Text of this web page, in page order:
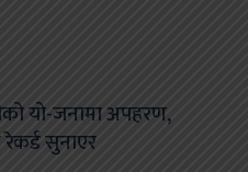
यो-जनामा अपहरण,
सुनाएर